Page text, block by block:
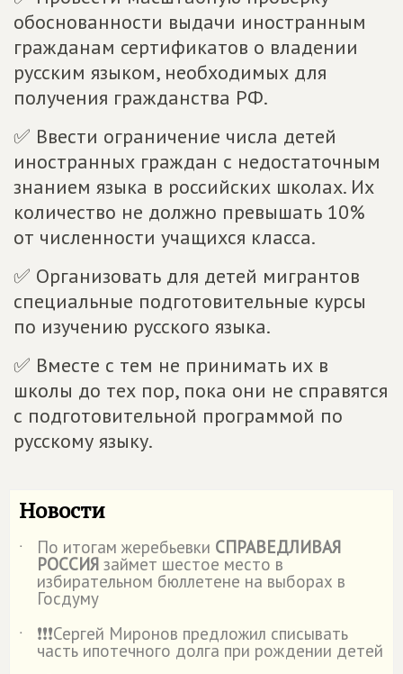
обоснованности выдачи иностранным
гражданам сертификатов о владении
русским языком, необходимых для
получения гражданства РФ.
✅ Ввести ограничение числа детей
иностранных граждан с недостаточным
знанием языка в российских школах. Их
количество не должно превышать 10%
от численности учащихся класса.
✅ Организовать для детей мигрантов
специальные подготовительные курсы
по изучению русского языка.
✅ Вместе с тем не принимать их в
школы до тех пор, пока они не справятся
с подготовительной программой по
русскому языку.
Новости
˙ По итогам жеребьевки СПРАВЕДЛИВАЯ
РОССИЯ займет шестое место в
избирательном бюллетене на выборах в
Госдуму
˙
❗️❗️❗️Сергей Миронов предложил списывать
часть ипотечного долга при рождении детей